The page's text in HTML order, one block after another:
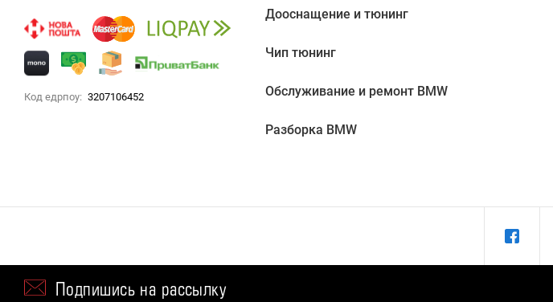
Код едрпоу: 3207106452
Дооснащение и тюнинг
Чип тюнинг
Обслуживание и ремонт BMW
Разборка BMW
Подпишись на рассылку